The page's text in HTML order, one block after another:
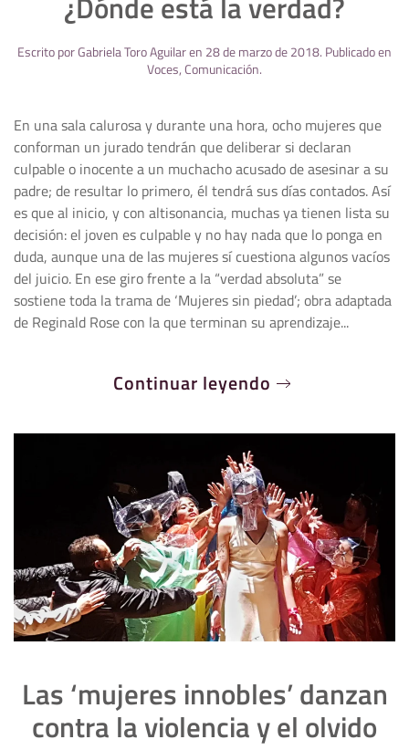
Escrito porGabriela Toro Aguilaren 28 de marzo de 2018. Publicado en
Voces,Comunicación.
En una sala calurosa y durante una hora, ocho mujeres que
conforman un jurado tendrán que deliberar si declaran
culpable o inocente a un muchacho acusado de asesinar a su
padre; de resultar lo primero, él tendrá sus días contados. Así
es que al inicio, y con altisonancia, muchas ya tienen lista su
decisión: el joven es culpable y no hay nada que lo ponga en
duda, aunque una de las mujeres sí cuestiona algunos vacíos
del juicio. En ese giro frente a la “verdad absoluta” se
sostiene toda la trama de ‘Mujeres sin piedad’; obra adaptada
de Reginald Rose con la que terminan su aprendizaje...
Continuar leyendo
Las ‘mujeres innobles’ danzan
contra la violencia y el olvido